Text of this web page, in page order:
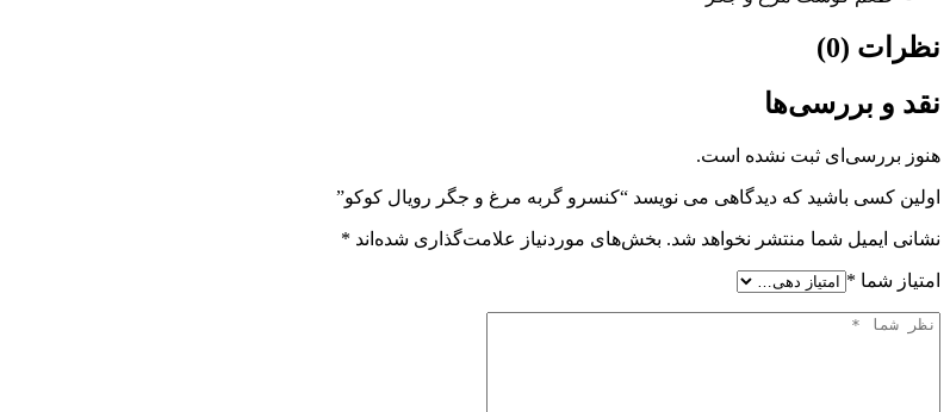
نظرات (0)
نقد و بررسی‌ها
هنوز بررسی‌ای ثبت نشده است.
اولین کسی باشید که دیدگاهی می نویسد “کنسرو گربه مرغ و جگر رویال کوکو”
نشانی ایمیل شما منتشر نخواهد شد. بخش‌های موردنیاز علامت‌گذاری شده‌اند *
امتیاز شما *